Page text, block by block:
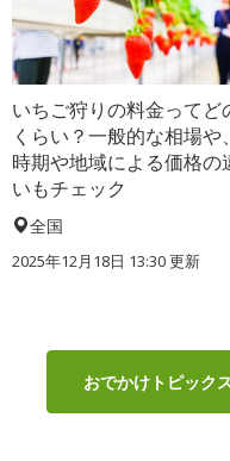
いちご狩りの料金ってど
くらい？一般的な相場や、
時期や地域による価格の
いもチェック
全国
2025年12月18日 13:30 更新
おでかけトピック